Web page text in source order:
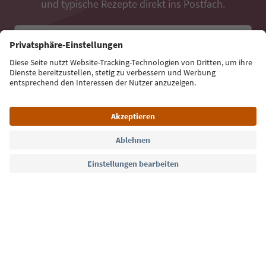
und typische Rezepte direkt ins Postfach.
E-Mail Adresse
Jetzt anmelden